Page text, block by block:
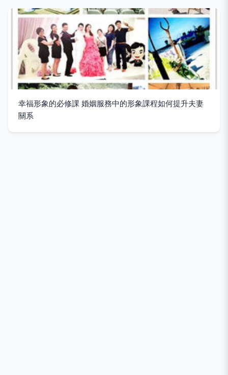
幸福形象的必修課 婚姻服務中的形象課程如何提升夫妻
關系